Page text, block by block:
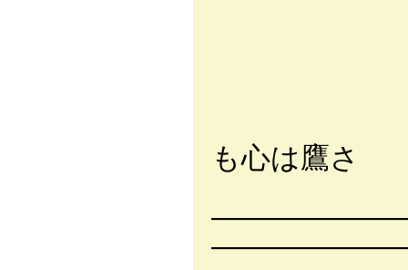
も心は鷹さ